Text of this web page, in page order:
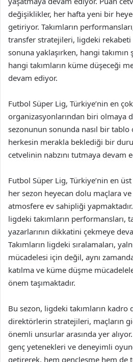
değişiklikler, her hafta yeni bir
getiriyor. Takımların
transfer stratejileri, ligdeki rekabeti
sonuna yaklaşırken, hangi takımın
hangi takımların küme düşeceği
devam ediyor.
Futbol Süper Lig, Türkiye’nin en
organizasyonlarından biri olmaya
sezonunun sonunda nasıl bir tablo
herkesin merakla beklediği bir
cetvelinin nabzını tutmaya devam
Futbol Süper Lig, Türkiye’nin en
her sezon heyecan dolu maçlara
atmosfere ev sahipliği
ligdeki takımların performansları,
yazarlarının dikkatini çekmeye
Takımların ligdeki sıralamaları,
mücadelesi için değil, aynı
katılma ve küme düşme
önem taşımaktadır.
Bu sezon, ligdeki takımların
direktörlerin stratejileri, maçların
önemli unsurlar arasında yer
genç yetenekleri ve deneyimli
getirerek, hem gençleşme hem de